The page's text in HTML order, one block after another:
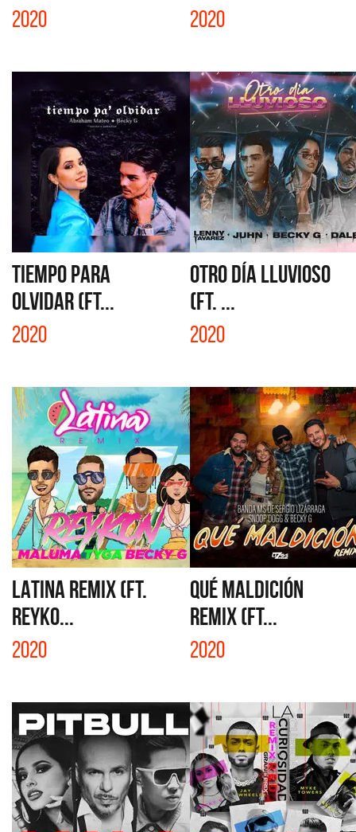
2020 2020
TIEMPO PARA
OLVIDAR (FT...
2020
OTRO DÍA LLUVIOSO
(FT. ...
2020
LATINA REMIX (FT.
REYKO...
2020
QUÉ MALDICIÓN
REMIX (FT...
2020